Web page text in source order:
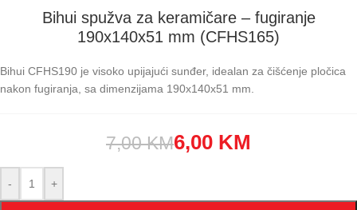
Bihui spužva za keramičare – fugiranje
190x140x51 mm (CFHS165)
Bihui CFHS190 je visoko upijajući sunđer, idealan za čišćenje pločica
nakon fugiranja, sa dimenzijama 190x140x51 mm.
7,00KM6,00 KM
- +